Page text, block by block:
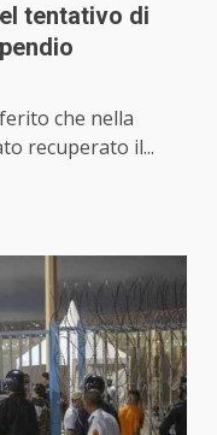
tentativo di
che nella
recuperato il...